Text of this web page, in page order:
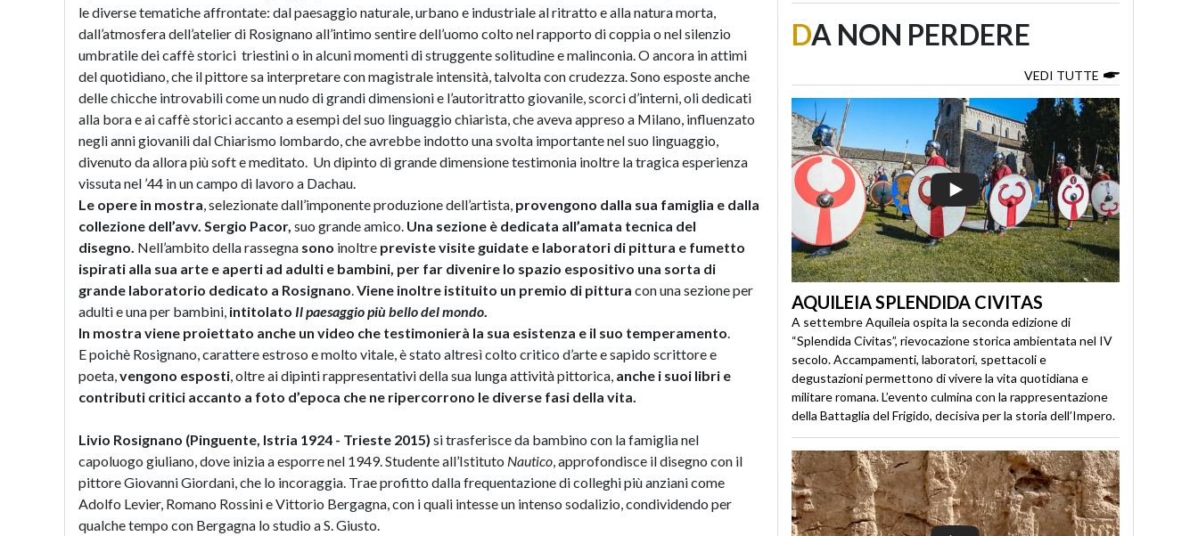
le diverse tematiche affrontate: dal paesaggio naturale, urbano e industriale al ritratto e alla natura morta,
dall’atmosfera dell’atelier di Rosignano all’intimo sentire dell’uomo colto nel rapporto di coppia o nel silenzio
umbratile dei caffè storici triestini o in alcuni momenti di struggente solitudine e malinconia. O ancora in attimi
del quotidiano, che il pittore sa interpretare con magistrale intensità, talvolta con crudezza. Sono esposte anche
delle chicche introvabili come un nudo di grandi dimensioni e l’autoritratto giovanile, scorci d’interni, oli dedicati
alla bora e ai caffè storici accanto a esempi del suo linguaggio chiarista, che aveva appreso a Milano, influenzato
negli anni giovanili dal Chiarismo lombardo, che avrebbe indotto una svolta importante nel suo linguaggio,
divenuto da allora più soft e meditato. Un dipinto di grande dimensione testimonia inoltre la tragica esperienza
vissuta nel ’44 in un campo di lavoro a Dachau.
Le opere in mostra , selezionate dall’imponente produzione dell’artista, provengono dalla sua famiglia e dalla
collezione dell’avv. Sergio Pacor, suo grande amico. Una sezione è dedicata all’amata tecnica del
disegno. Nell’ambito della rassegna sono inoltre previstevisite guidate e laboratori di pittura e fumetto
ispirati alla sua arte e aperti ad adulti e bambini, per far divenire lo spazio espositivo una sorta di
grande laboratorio dedicato a Rosignano Viene inoltre istituito un premio di pittura con una sezione per
adulti e una per bambini, intitolato Il paesaggio più bello del mondo
In mostra viene proiettato anche un video che testimonierà la sua esistenza e il suo temperamento
E poichè Rosignano, carattere estroso e molto vitale, è stato altresì colto critico d’arte e sapido scrittore e
poeta, vengono esposti , oltre ai dipinti rappresentativi della sua lunga attività pittorica, anche i suoi libri e
contributi critici accanto a foto d’epoca che ne ripercorrono le diverse fasi della vita.
Livio Rosignano (Pinguente, Istria 1924 - Trieste 2015) si trasferisce da bambino con la famiglia nel
capoluogo giuliano, dove inizia a esporre nel 1949. Studente all’Istituto Nautico , approfondisce il disegno con il
pittore Giovanni Giordani, che lo incoraggia. Trae profitto dalla frequentazione di colleghi più anziani come
Adolfo Levier, Romano Rossini e Vittorio Bergagna, con i quali intesse un intenso sodalizio, condividendo per
qualche tempo con Bergagna lo studio a S. Giusto.
DA NON PERDERE
VEDI TUTTE
AQUILEIA SPLENDIDA CIVITAS
A settembre Aquileia ospita la seconda edizione di
“Splendida Civitas”, rievocazione storica ambientata nel IV
secolo. Accampamenti, laboratori, spettacoli e
degustazioni permettono di vivere la vita quotidiana e
militare romana. L’evento culmina con la rappresentazione
della Battaglia del Frigido, decisiva per la storia dell’Impero.